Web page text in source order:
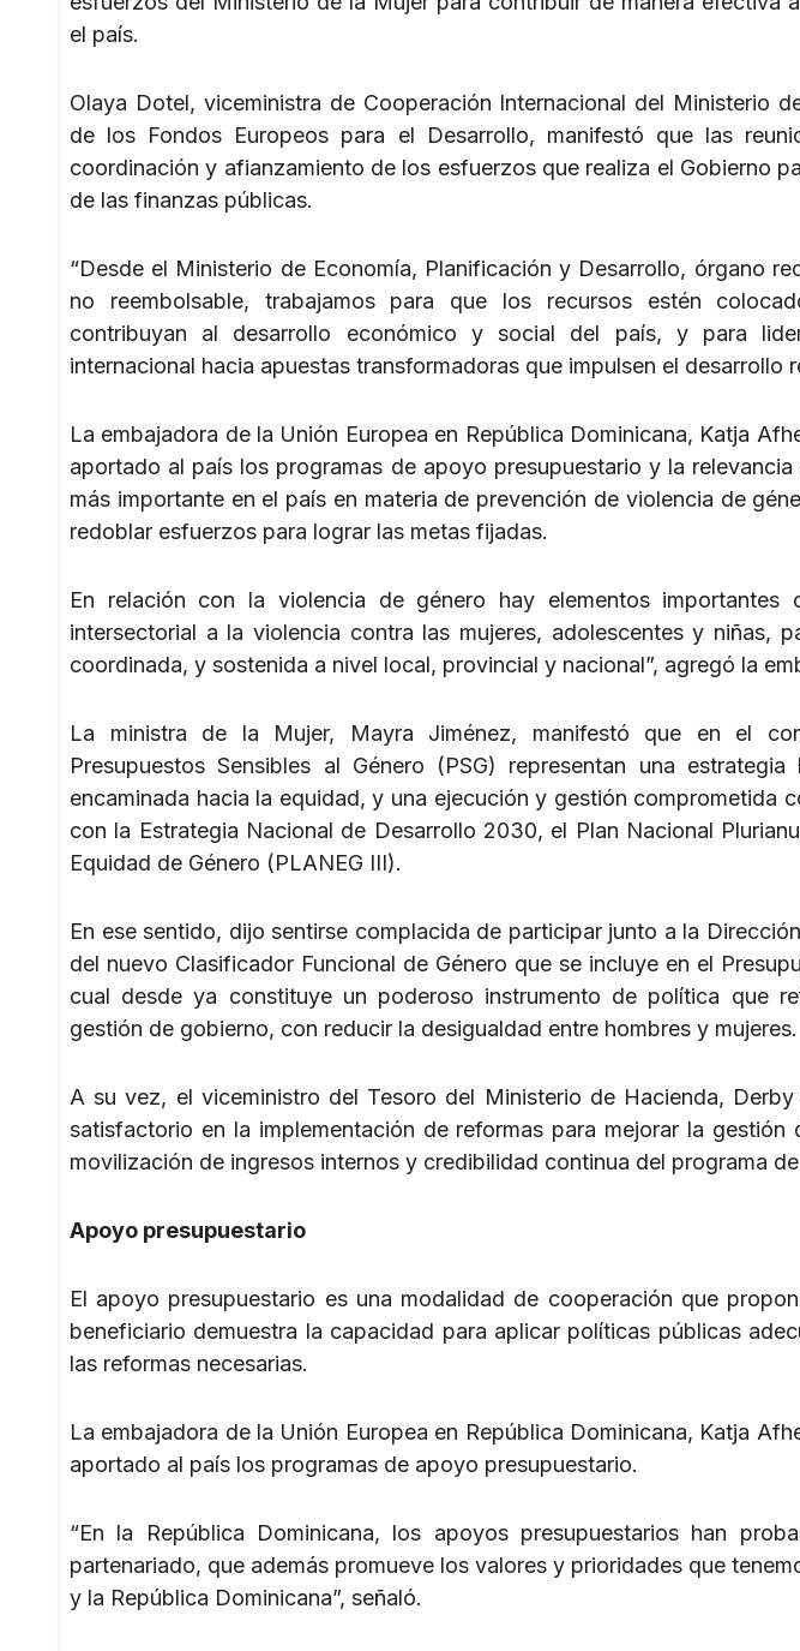
el país.
Olaya Dotel, viceministra de Cooperación Internacional del Ministerio
de los Fondos Europeos para el Desarrollo, manifestó que las
coordinación y afianzamiento de los esfuerzos que realiza el Gobierno
de las finanzas públicas.
“Desde el Ministerio de Economía, Planificación y Desarrollo, órgano
no reembolsable, trabajamos para que los recursos estén
contribuyan al desarrollo económico y social del país, y para
internacional hacia apuestas transformadoras que impulsen el desarrollo
La embajadora de la Unión Europea en República Dominicana, Katja
aportado al país los programas de apoyo presupuestario y la relevancia
más importante en el país en materia de prevención de violencia de
redoblar esfuerzos para lograr las metas fijadas.
En relación con la violencia de género hay elementos
intersectorial a la violencia contra las mujeres, adolescentes y niñas,
coordinada, y sostenida a nivel local, provincial y nacional”, agregó la
La ministra de la Mujer, Mayra Jiménez, manifestó que en el
Presupuestos Sensibles al Género (PSG) representan una
encaminada hacia la equidad, y una ejecución y gestión comprometida
con la Estrategia Nacional de Desarrollo 2030, el Plan Nacional
Equidad de Género (PLANEG III).
En ese sentido, dijo sentirse complacida de participar junto a la
del nuevo Clasificador Funcional de Género que se incluye en el
cual desde ya constituye un poderoso instrumento de política que
gestión de gobierno, con reducir la desigualdad entre hombres y mujeres.
A su vez, el viceministro del Tesoro del Ministerio de Hacienda,
satisfactorio en la implementación de reformas para mejorar la gestión
movilización de ingresos internos y credibilidad continua del programa
Apoyo presupuestario
El apoyo presupuestario es una modalidad de cooperación que
beneficiario demuestra la capacidad para aplicar políticas públicas
las reformas necesarias.
La embajadora de la Unión Europea en República Dominicana, Katja
aportado al país los programas de apoyo presupuestario.
“En la República Dominicana, los apoyos presupuestarios han
partenariado, que además promueve los valores y prioridades que
y la República Dominicana”, señaló.